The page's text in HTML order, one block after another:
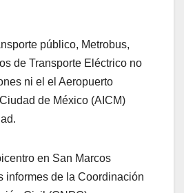
público, Metrobus,
de Transporte Eléctrico no
ni el el Aeropuerto
de México (AICM)
en San Marcos
informes de la Coordinación